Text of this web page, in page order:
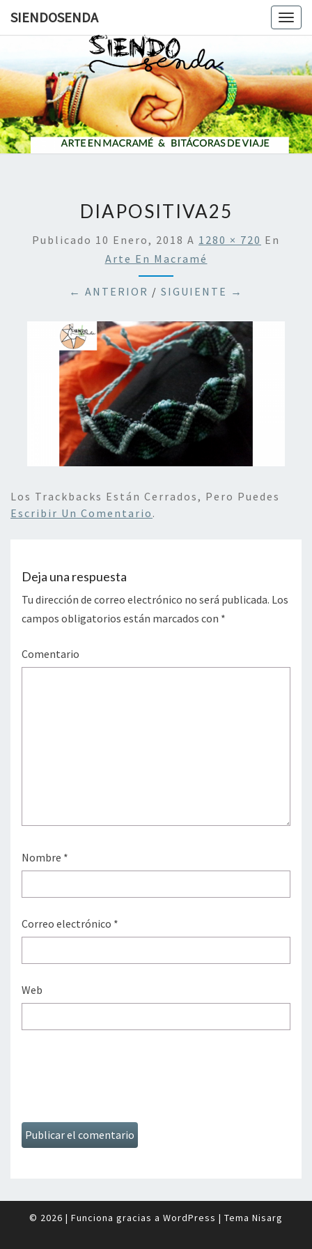
SIENDOSENDA
DIAPOSITIVA25
Publicado 10 Enero, 2018 A 1280 × 720 En
Arte En Macramé
← ANTERIOR / SIGUIENTE →
Los Trackbacks Están Cerrados, Pero Puedes
Escribir Un Comentario .
Deja una respuesta
Tu dirección de correo electrónico no será publicada. Los
campos obligatorios están marcados con *
Comentario
Nombre *
Correo electrónico *
Web
© 2026 | Funciona gracias a WordPress | Tema Nisarg